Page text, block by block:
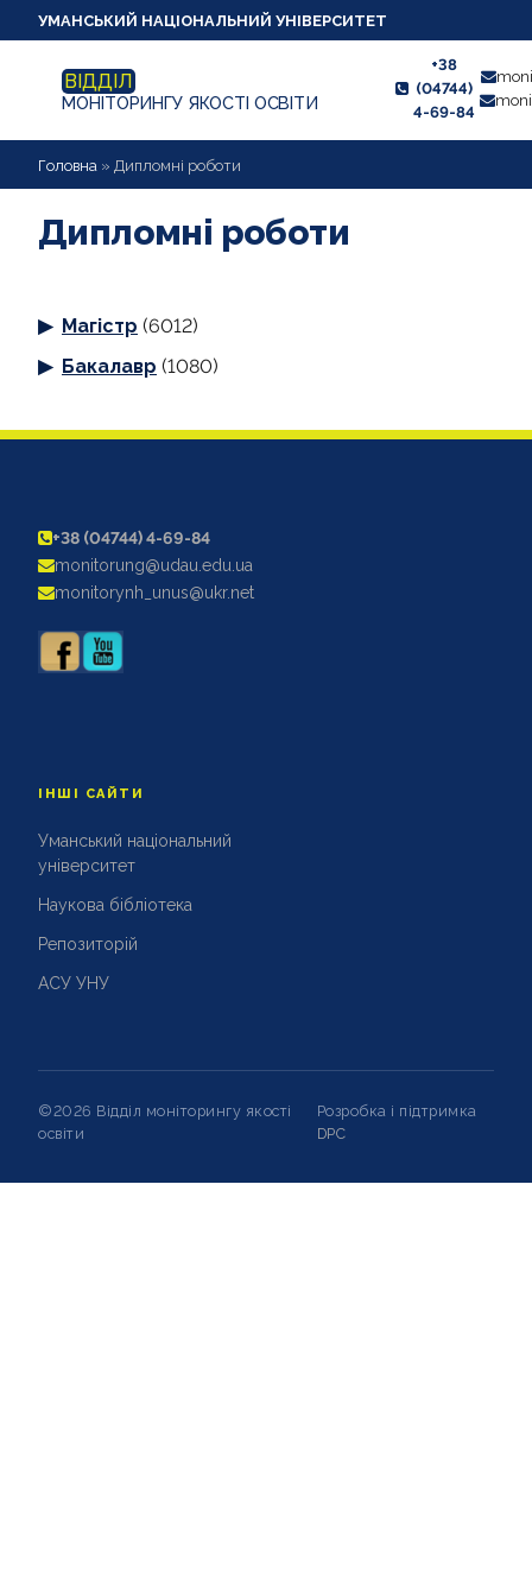
УМАНСЬКИЙ НАЦІОНАЛЬНИЙ УНІВЕРСИТЕТ
ВІДДІЛ
МОНІТОРИНГУ ЯКОСТІ ОСВІТИ
+38
(04744)
4-69-84
НОВИНИ
ПРО ВІДДІЛ
ВИКЛАДАЧУ
АНКЕТУВАННЯ
ДИПЛОМНІ РОБОТИ
АКРЕДИТАЦІЙНІ ЕКСПЕРТИЗИ
АКАДЕМІЧНА ДОБРОЧЕСНІСТЬ
Головна » Дипломні роботи
Дипломні роботи
Магістр (6012)
Бакалавр (1080)
+38 (04744) 4-69-84
monitorung@udau.edu.ua
monitorynh_unus@ukr.net
ІНШІ САЙТИ
Уманський національний
університет
Наукова бібліотека
Репозиторій
АСУ УНУ
©2026 Відділ моніторингу якості
освіти
Розробка і підтримка
DPC